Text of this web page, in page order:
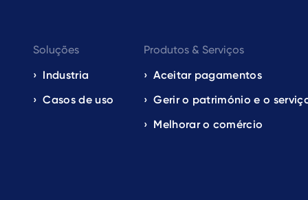
Footer
navigation
EN
Soluções
Industria
Casos de uso
Produtos & Serviços
Aceitar pagamentos
Gerir o património e o
Melhorar o comércio